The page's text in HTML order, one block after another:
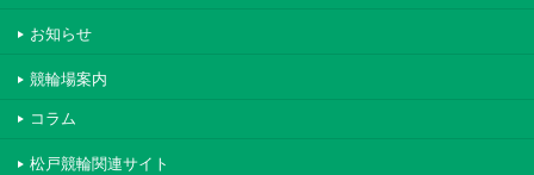
お知らせ
競輪場案内
コラム
松戸競輪関連サイト